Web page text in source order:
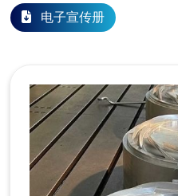
电子宣传册